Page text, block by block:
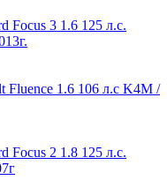
Focus 3 1.6 125 л.с.
Fluence 1.6 106 л.с K4M /
Focus 2 1.8 125 л.с.